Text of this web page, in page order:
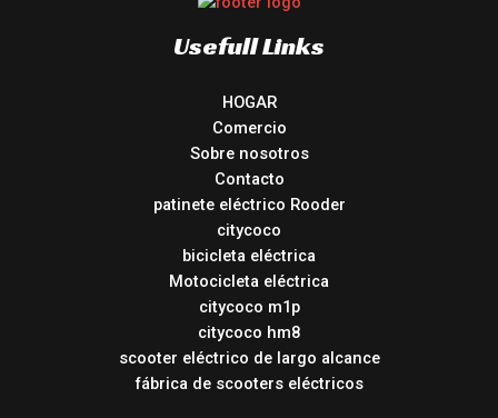
Usefull Links
HOGAR
Comercio
Sobre nosotros
Contacto
patinete eléctrico Rooder
citycoco
bicicleta eléctrica
Motocicleta eléctrica
citycoco m1p
citycoco hm8
scooter eléctrico de largo alcance
fábrica de scooters eléctricos